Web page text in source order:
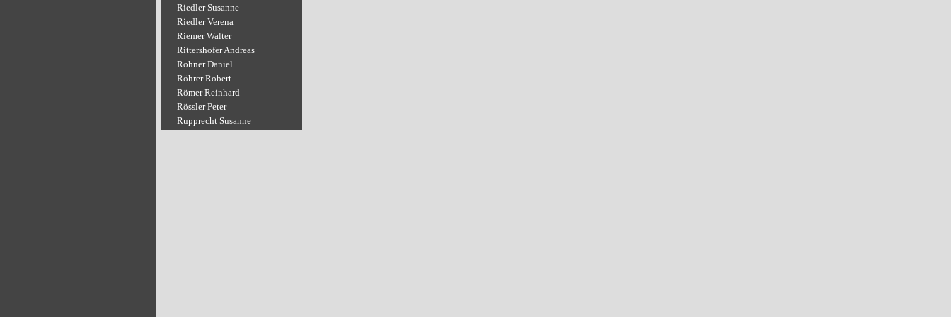
Riedler Susanne
Riedler Verena
Riemer Walter
Rittershofer Andreas
Rohner Daniel
Röhrer Robert
Römer Reinhard
Rössler Peter
Rupprecht Susanne